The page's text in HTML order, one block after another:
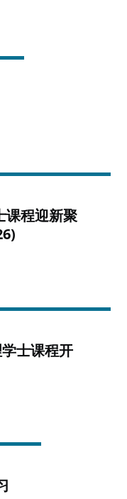
课程迎新聚
士课程开